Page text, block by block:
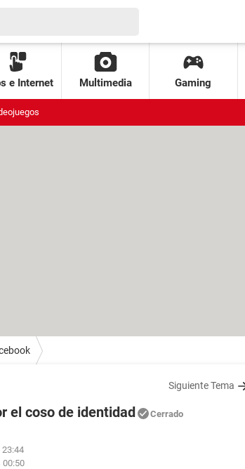
e Internet Multimedia Gaming
Siguiente Tema
el coso de identidad Cerrado
23:44
00:50